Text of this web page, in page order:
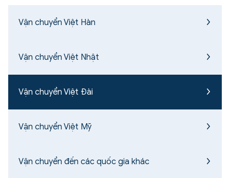
Vận chuyển Việt Hàn
Vận chuyển Việt Nhật
Vận chuyển Việt Đài
Vận chuyển Việt Mỹ
Vận chuyển đến các quốc gia khác